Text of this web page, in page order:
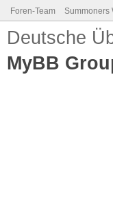
Foren-Team Summoners
Deutsche
MyBB